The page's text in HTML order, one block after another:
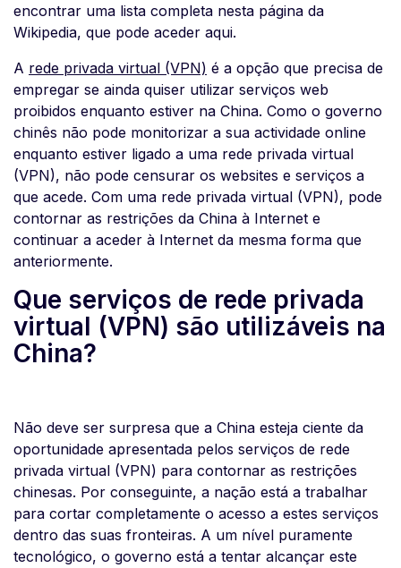
encontrar uma lista completa nesta página da
Wikipedia, que pode aceder aqui.
A rede privada virtual (VPN) é a opção que precisa de
empregar se ainda quiser utilizar serviços web
proibidos enquanto estiver na China. Como o governo
chinês não pode monitorizar a sua actividade online
enquanto estiver ligado a uma rede privada virtual
(VPN), não pode censurar os websites e serviços a
que acede. Com uma rede privada virtual (VPN), pode
contornar as restrições da China à Internet e
continuar a aceder à Internet da mesma forma que
anteriormente.
Que serviços de rede privada
virtual (VPN) são utilizáveis na
China?
Não deve ser surpresa que a China esteja ciente da
oportunidade apresentada pelos serviços de rede
privada virtual (VPN) para contornar as restrições
chinesas. Por conseguinte, a nação está a trabalhar
para cortar completamente o acesso a estes serviços
dentro das suas fronteiras. A um nível puramente
tecnológico, o governo está a tentar alcançar este